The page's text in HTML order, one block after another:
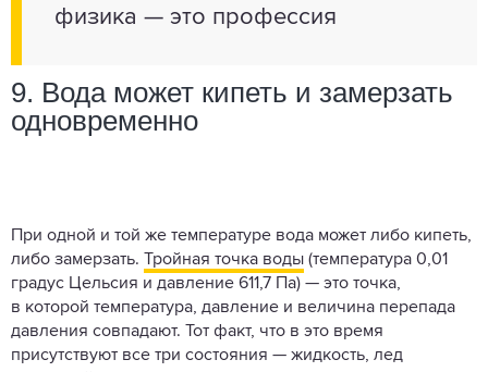
физика — это профессия
9. Вода может кипеть и замерзать
одновременно
При одной и той же температуре вода может либо кипеть,
либо замерзать.
Тройная точка воды (температура 0,01
градус Цельсия и давление 611,7 Па) — это точка,
в которой температура, давление и величина перепада
давления совпадают. Тот факт, что в это время
присутствуют все три состояния — жидкость, лед